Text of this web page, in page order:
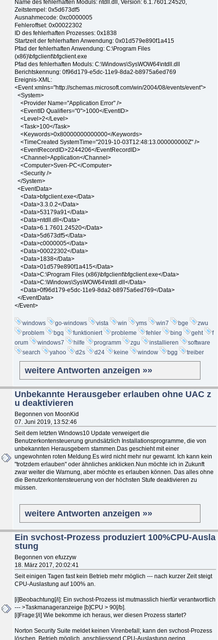
Name des fehlerhaften Moduls: ntdll.dll, Version: 6.1.7601.24520,
Zeitstempel: 0x5d673df5
Ausnahmecode: 0xc0000005
Fehleroffset: 0x00022302
ID des fehlerhaften Prozesses: 0x1838
Startzeit der fehlerhaften Anwendung: 0x01d579e890f1a415
Pfad der fehlerhaften Anwendung: C:\Program Files
(x86)\bfgclient\bfgclient.exe
Pfad des fehlerhaften Moduls: C:\Windows\SysWOW64\ntdll.dll
Berichtskennung: 0f96d179-e5dc-11e9-8da2-b8975a6ed769
Ereignis-XML:
<Event xmlns="http://schemas.microsoft.com/win/2004/08/events/event">
<System>
<Provider Name="Application Error" />
<EventID Qualifiers="0">1000</EventID>
<Level>2</Level>
<Task>100</Task>
<Keywords>0x80000000000000</Keywords>
<TimeCreated SystemTime="2019-10-03T12:48:13.000000000Z" />
<EventRecordID>2244206</EventRecordID>
<Channel>Application</Channel>
<Computer>Sven-PC</Computer>
<Security />
</System>
<EventData>
<Data>bfgclient.exe</Data>
<Data>3.3.0.2</Data>
<Data>53179a91</Data>
<Data>ntdll.dll</Data>
<Data>6.1.7601.24520</Data>
<Data>5d673df5</Data>
<Data>c0000005</Data>
<Data>00022302</Data>
<Data>1838</Data>
<Data>01d579e890f1a415</Data>
<Data>C:\Program Files (x86)\bfgclient\bfgclient.exe</Data>
<Data>C:\Windows\SysWOW64\ntdll.dll</Data>
<Data>0f96d179-e5dc-11e9-8da2-b8975a6ed769</Data>
</EventData>
</Event>
windows go-windows vista win yms win7 bge
zwu
problem
bgq funktioniert probleme fehler bing geht
f
orum
windows7 hilfe programm zgu installieren
software
search
yahoo d2s d24 keine window bgg treiber
weitere Antworten anzeigen »»
Unbekannte Herausgeber erlauben ohne UAC z
u deaktivieren
Begonnen von MoonKid
07. Juni 2019, 13:52:46
Seit dem letzten Windows10 Update verweigert die
Benutzerkontensteuerung grundsätzlich Installationsprogramme, die von
unbekannten Herausgebern stammen.Das geschieht mit einer
ungewohnten roten Meldung.Es wird nicht mehr nur gewarnt. Ich kann kein
"trotzdem erlauben" oder ähnliches anklicken.Nun möchte ich in Zukunft
zwar weiter die Warnung, aber möchte es erlauben können. Das alles ohne
die Benutzerkontensteuerung von der höchsten Stufe deaktivieren zu
müssen.
weitere Antworten anzeigen »»
Ein svchost-Prozess produziert 100%CPU-Ausla
stung
Begonnen von efuzzyw
18. März 2017, 20:02:41
Seit einigen Tagen fast kein Betrieb mehr möglich --- nach kurzer Zeit steigt
CPU-Auslastung auf 100% an.
[i]Beobachtung[/i]: Ein svchost-Prozess ist mutmasslich hierfür verantwortlich
--- >Taskmanageranzeige [b]CPU > 90[/b].
[i]Frage:[/i] Wie bekomme ich heraus, wer diesen Prozess startet?
Norton Security Suite meldet keinen Virenbefall; kann den svchost-Prozess
löschen, Betrieb möglich, anschliessend CPU-Auslastung gering.